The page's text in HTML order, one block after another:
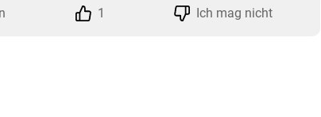
1 Ich mag nicht